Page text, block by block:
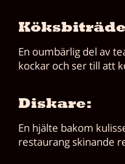
En oumbärlig del av
kockar och ser till att
Diskare:
En hjälte bakom
restaurang skinande